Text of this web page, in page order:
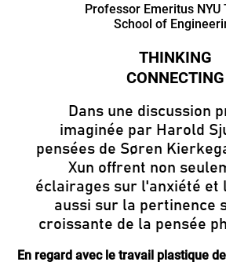
Professor Emeritus NYU
School of
Dans une discussion
imaginée par Harold
pensées de Søren
Xun offrent non
éclairages sur l'anxiété et
aussi sur la pertinence
croissante de la pensée
En regard avec le travail plastique